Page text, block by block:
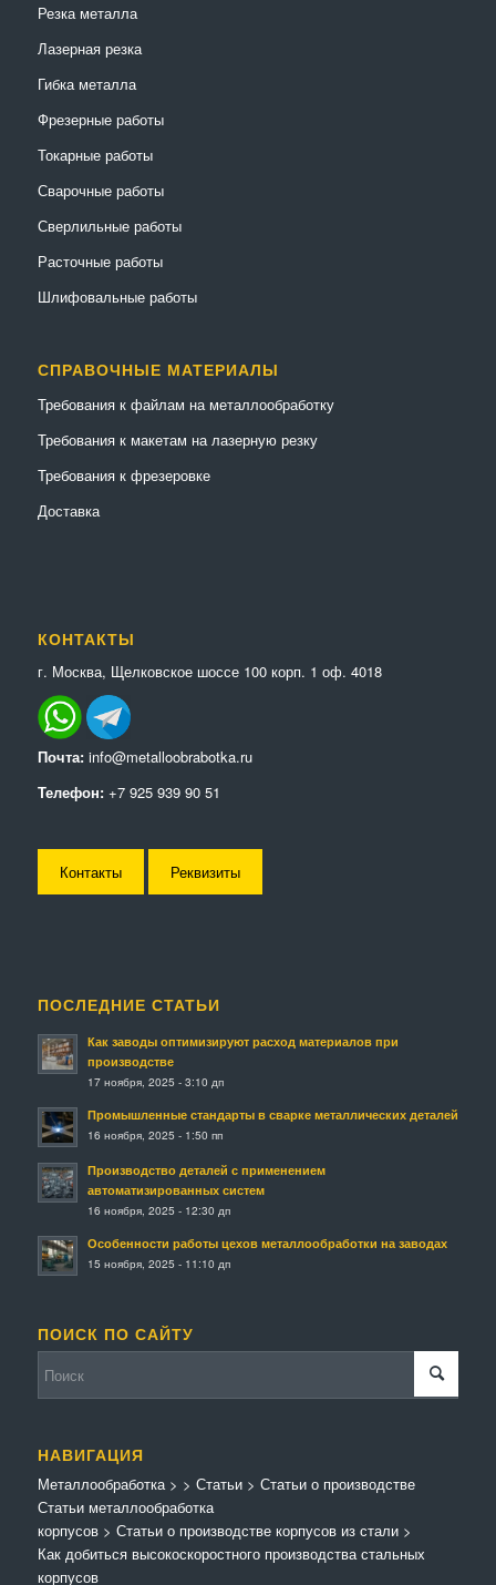
Резка металла
Лазерная резка
Гибка металла
Фрезерные работы
Токарные работы
Сварочные работы
Сверлильные работы
Расточные работы
Шлифовальные работы
СПРАВОЧНЫЕ МАТЕРИАЛЫ
Требования к файлам на металлообработку
Требования к макетам на лазерную резку
Требования к фрезеровке
Доставка
КОНТАКТЫ
г. Москва, Щелковское шоссе 100 корп. 1 оф. 4018
Почта: info@metalloobrabotka.ru
Телефон: +7 925 939 90 51
Контакты Реквизиты
ПОСЛЕДНИЕ СТАТЬИ
Как заводы оптимизируют расход материалов при
производстве
17 ноября, 2025 - 3:10 дп
Промышленные стандарты в сварке металлических деталей
16 ноября, 2025 - 1:50 пп
Производство деталей с применением
автоматизированных систем
16 ноября, 2025 - 12:30 дп
Особенности работы цехов металлообработки на заводах
15 ноября, 2025 - 11:10 дп
ПОИСК ПО САЙТУ
НАВИГАЦИЯ
Металлообработка>
Статьи металлообработка
> Статьи> Статьи о производстве
корпусов> Статьи о производстве корпусов из стали>
Как добиться высокоскоростного производства стальных
корпусов